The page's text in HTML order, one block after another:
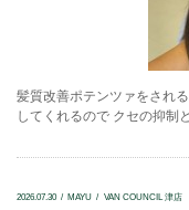
髪質改善ポテンツァをされ
してくれるので クセの抑制
2026.07.30 MAYU VAN COUNCIL 津店